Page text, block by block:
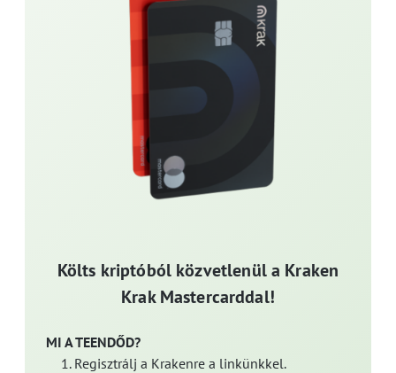
Költs kriptóból közvetlenül a Kraken
Krak Mastercarddal!
MI A TEENDŐD?
Regisztrálj a Krakenre a linkünkkel.